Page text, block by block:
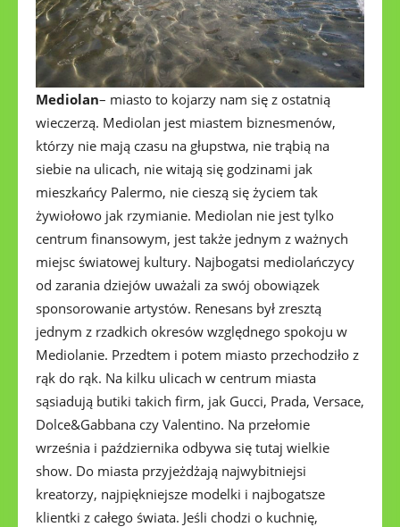
Mediolan– miasto to kojarzy nam się z ostatnią
wieczerzą. Mediolan jest miastem biznesmenów,
którzy nie mają czasu na głupstwa, nie trąbią na
siebie na ulicach, nie witają się godzinami jak
mieszkańcy Palermo, nie cieszą się życiem tak
żywiołowo jak rzymianie. Mediolan nie jest tylko
centrum finansowym, jest także jednym z ważnych
miejsc światowej kultury. Najbogatsi mediolańczycy
od zarania dziejów uważali za swój obowiązek
sponsorowanie artystów. Renesans był zresztą
jednym z rzadkich okresów względnego spokoju w
Mediolanie. Przedtem i potem miasto przechodziło z
rąk do rąk. Na kilku ulicach w centrum miasta
sąsiadują butiki takich firm, jak Gucci, Prada, Versace,
Dolce&Gabbana czy Valentino. Na przełomie
września i października odbywa się tutaj wielkie
show. Do miasta przyjeżdżają najwybitniejsi
kreatorzy, najpiękniejsze modelki i najbogatsze
klientki z całego świata. Jeśli chodzi o kuchnię,